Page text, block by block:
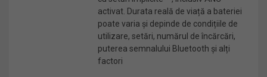
activat. Durata reală de viață a bateriei
poate varia și depinde de condițiile de
utilizare, setări, numărul de încărcări,
puterea semnalului Bluetooth și alți
factori